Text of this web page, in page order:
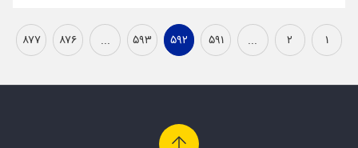
۱ ۲ ... ۵۹۱ ۵۹۲ ۵۹۳ ... ۸۷۶ ۸۷۷